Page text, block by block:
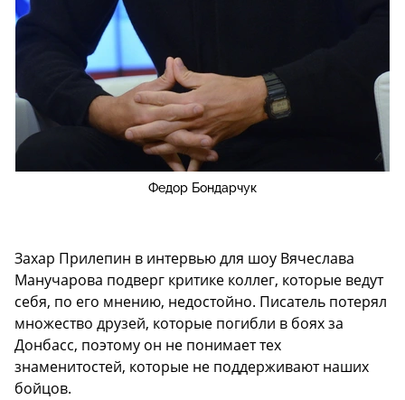
Федор Бондарчук
Захар Прилепин в интервью для шоу Вячеслава
Манучарова подверг критике коллег, которые ведут
себя, по его мнению, недостойно. Писатель потерял
множество друзей, которые погибли в боях за
Донбасс, поэтому он не понимает тех
знаменитостей, которые не поддерживают наших
бойцов.